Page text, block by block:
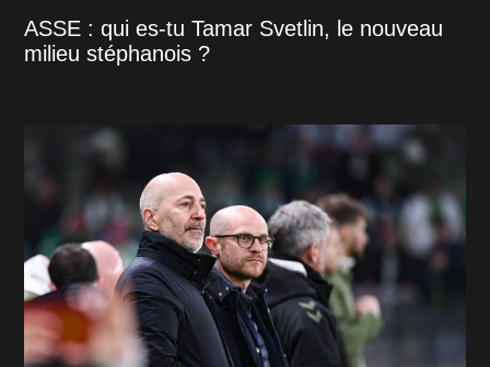
ASSE : qui es-tu Tamar Svetlin, le nouveau
milieu stéphanois ?